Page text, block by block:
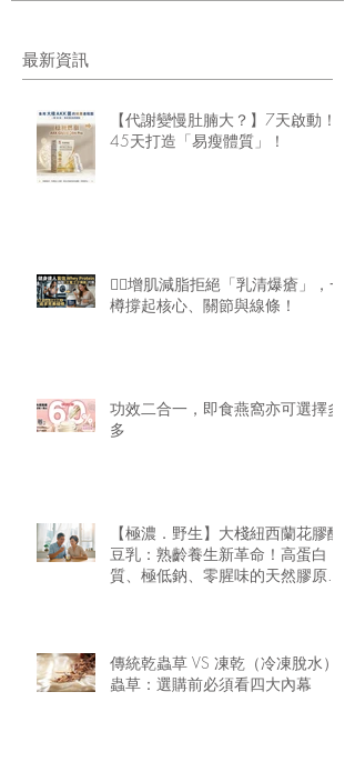
最新資訊
【代謝變慢肚腩大？】7天啟動！
45天打造「易瘦體質」！
🏋️‍♂️增肌減脂拒絕「乳清爆瘡」，一
樽撐起核心、關節與線條！
功效二合一，即食燕窩亦可選擇多
多
【極濃．野生】大棧紐西蘭花膠醇
豆乳：熟齡養生新革命！高蛋白
質、極低鈉、零腥味的天然膠原精
傳統乾蟲草 VS 凍乾（冷凍脫水）
蟲草：選購前必須看四大內幕